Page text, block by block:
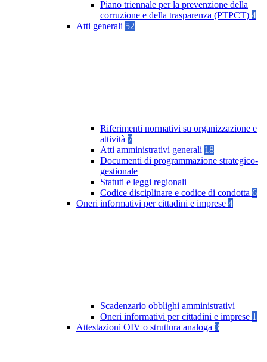
Piano triennale per la prevenzione della
corruzione e della trasparenza (PTPCT) 4
Atti generali 52
Riferimenti normativi su organizzazione e
attività 7
Atti amministrativi generali 18
Documenti di programmazione strategico-
gestionale
Statuti e leggi regionali
Codice disciplinare e codice di condotta 6
Oneri informativi per cittadini e imprese 4
Scadenzario obblighi amministrativi
Oneri informativi per cittadini e imprese 1
Attestazioni OIV o struttura analoga 3